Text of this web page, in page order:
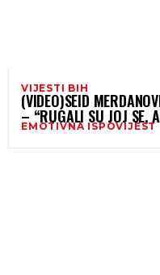
VIJESTI BIH
(VIDEO)SEID
– “RUGALI SU JOJ SE,
EMOTIVNA ISPOVIJEST